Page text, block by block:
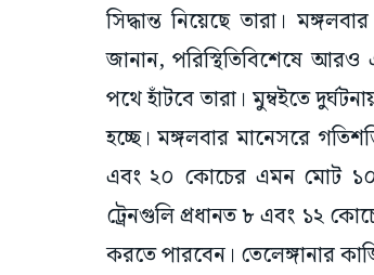
সিদ্ধান্ত নিয়েছে তারা।
জানান, পরিস্থিতিবিশেষে আরও
পথে হাঁটবে তারা। মুম্বইতে
হচ্ছে। মঙ্গলবার মানেসরে
এবং ২০ কোচের এমন মোট
ট্রেনগুলি প্রধানত ৮ এবং ১২
করতে পারবেন। তেলেঙ্গানার